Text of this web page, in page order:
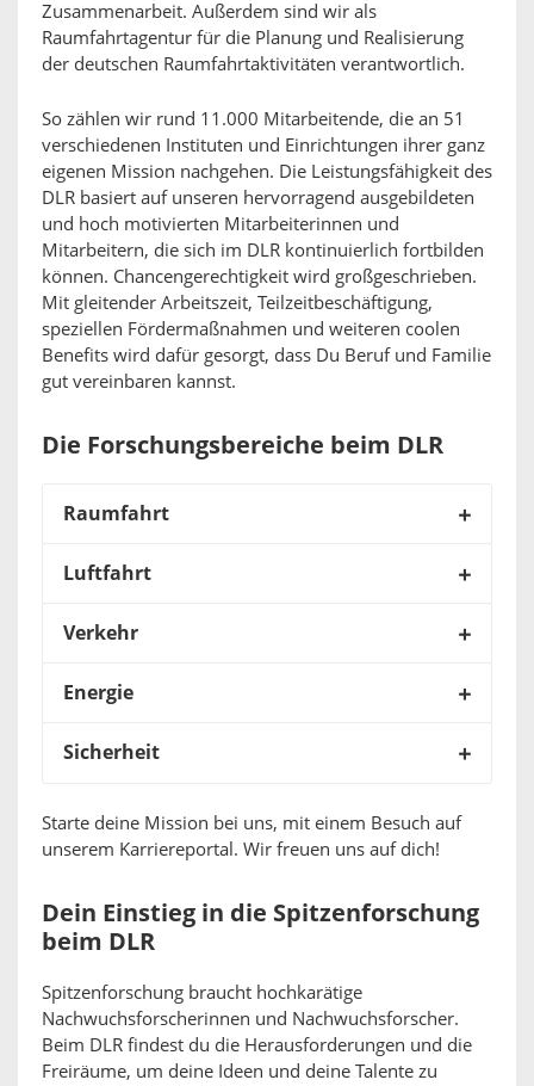
Zusammenarbeit. Außerdem sind wir als
Raumfahrtagentur für die Planung und Realisierung
der deutschen Raumfahrtaktivitäten verantwortlich.
So zählen wir rund 11.000 Mitarbeitende, die an 51
verschiedenen Instituten und Einrichtungen ihrer ganz
eigenen Mission nachgehen. Die Leistungsfähigkeit des
DLR basiert auf unseren hervorragend ausgebildeten
und hoch motivierten Mitarbeiterinnen und
Mitarbeitern, die sich im DLR kontinuierlich fortbilden
können. Chancengerechtigkeit wird großgeschrieben.
Mit gleitender Arbeitszeit, Teilzeitbeschäftigung,
speziellen Fördermaßnahmen und weiteren coolen
Benefits wird dafür gesorgt, dass Du Beruf und Familie
gut vereinbaren kannst.
Die Forschungsbereiche beim DLR
Raumfahrt
Luftfahrt
Verkehr
Energie
Sicherheit
Starte deine Mission bei uns, mit einem Besuch auf
unserem Karriereportal. Wir freuen uns auf dich!
Dein Einstieg in die Spitzenforschung
beim DLR
Spitzenforschung braucht hochkarätige
Nachwuchsforscherinnen und Nachwuchsforscher.
Beim DLR findest du die Herausforderungen und die
Freiräume, um deine Ideen und deine Talente zu